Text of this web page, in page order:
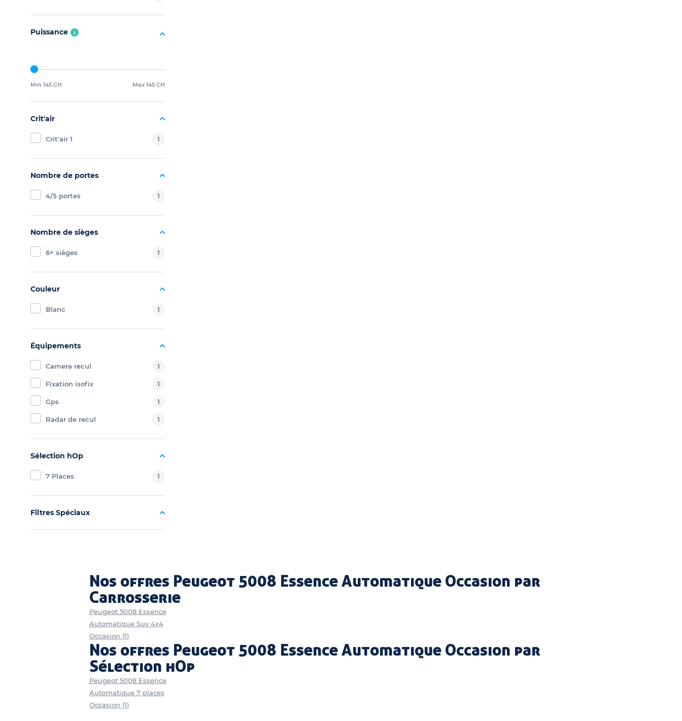
Puissance
Min 145 CH Max 145 CH
Crit'air
Crit'air 1 1
Nombre de portes
4/5 portes 1
Nombre de sièges
6+ sièges 1
Couleur
Blanc 1
Équipements
Camera recul 1
Fixation isofix 1
Gps 1
Radar de recul 1
Sélection hOp
7 Places 1
Filtres Spéciaux
Nos offres Peugeot 5008 Essence Automatique Occasion par
Carrosserie
Peugeot 5008 Essence
Automatique Suv 4x4
Occasion (1)
Nos offres Peugeot 5008 Essence Automatique Occasion par
Sélection hOp
Peugeot 5008 Essence
Automatique 7 places
Occasion (1)